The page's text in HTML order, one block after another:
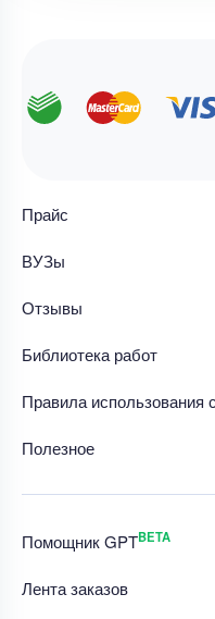
Прайс
ВУЗы
Отзывы
Библиотека работ
Правила использования
Полезное
Помощник GPTBETA
Лента заказов